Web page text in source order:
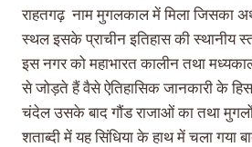
राहतगढ़ नाम मुगलकाल में मिला जिसका
स्थल इसके प्राचीन इतिहास की स्थानीय
इस नगर को महाभारत कालीन तथा
से जोड़ते हैं वैसे ऐतिहासिक जानकारी के
चंदेल उसके बाद गौंड राजाओं का तथा मुगलों
शताब्दी में यह सिंधिया के हाथ में चला गया